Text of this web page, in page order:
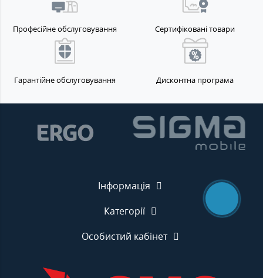
Професійне обслуговування Сертифіковані товари
Гарантійне обслуговування Дисконтна програма
Інформація
Категорії
Особистий кабінет